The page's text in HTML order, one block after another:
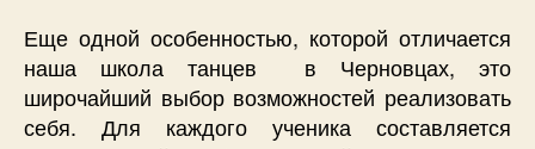
Еще одной особенностью, которой отличается
наша школа танцев в Черновцах, это
широчайший выбор возможностей реализовать
себя. Для каждого ученика составляется